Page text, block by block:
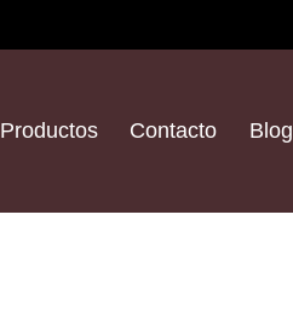
Productos Contacto Blog